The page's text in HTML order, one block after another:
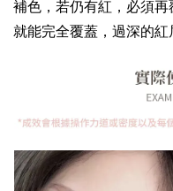
補色，若仍有紅，必須
就能完全覆蓋，過深的